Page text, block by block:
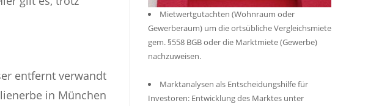
entfernt verwandt
in München
Mietwertgutachten (Wohnraum oder
Gewerberaum) um die ortsübliche Vergleichsmiete
gem. §558 BGB oder die Marktmiete (Gewerbe)
nachzuweisen.
Marktanalysen als Entscheidungshilfe für
Investoren: Entwicklung des Marktes unter